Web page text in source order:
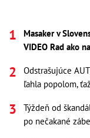
Masaker v
VIDEO Rad ako
Odstrašujúce
ľahla popolom,
Týždeň od
po nečakané